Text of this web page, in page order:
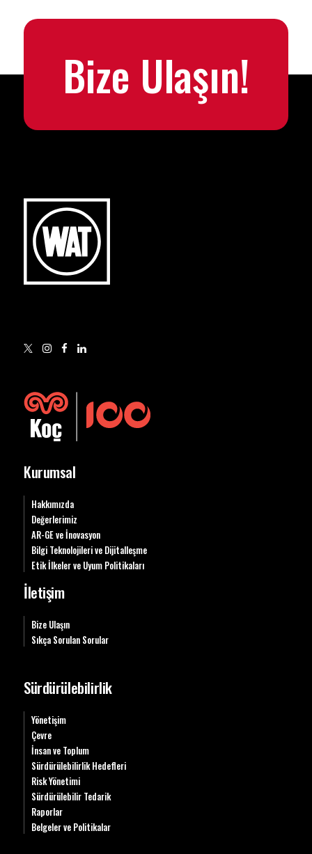
Bize Ulaşın!
Kurumsal
Hakkımızda
Değerlerimiz
AR-GE ve İnovasyon
Bilgi Teknolojileri ve Dijitalleşme
Etik İlkeler ve Uyum Politikaları
İletişim
Bize Ulaşın
Sıkça Sorulan Sorular
Sürdürülebilirlik
Yönetişim
Çevre
İnsan ve Toplum
Sürdürülebilirlik Hedefleri
Risk Yönetimi
Sürdürülebilir Tedarik
Raporlar
Belgeler ve Politikalar